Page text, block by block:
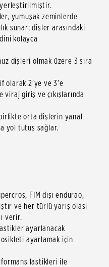
yumuşak zeminlerde
sunar; dişler arasındaki
kolayca
dişleri olmak üzere 3 sıra
olarak 2'ye ve 3'e
giriş ve çıkışlarında
orta dişlerin yanal
yol tutuş sağlar.
FIM dışı endurao,
ve her türlü yarış olası
verir.
ayarlanacak
ayarlamak için
lastikleri ile